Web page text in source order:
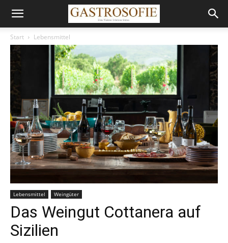
Start Lebensmittel
Lebensmittel Weingüter
Das Weingut Cottanera auf
Sizilien